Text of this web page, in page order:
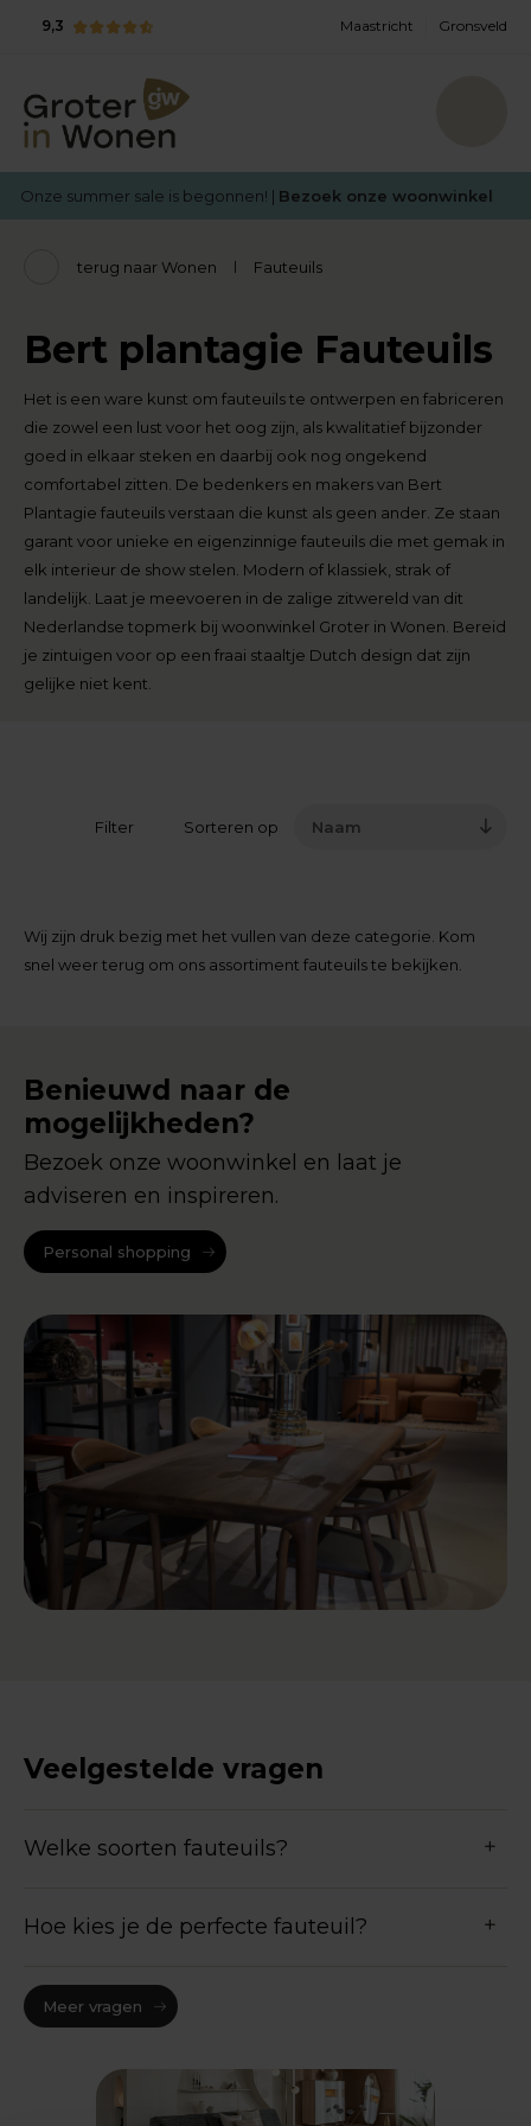
9,3 Maastricht Gronsveld
Onze summer sale is begonnen! | Bezoek onze woonwinkel
terug naar Wonen Fauteuils
Bert plantagie Fauteuils
Het is een ware kunst om fauteuils te ontwerpen en fabriceren
die zowel een lust voor het oog zijn, als kwalitatief bijzonder
goed in elkaar steken en daarbij ook nog ongekend
comfortabel zitten. De bedenkers en makers van Bert
Plantagie fauteuils verstaan die kunst als geen ander. Ze staan
garant voor unieke en eigenzinnige fauteuils die met gemak in
elk interieur de show stelen. Modern of klassiek, strak of
landelijk. Laat je meevoeren in de zalige zitwereld van dit
Nederlandse topmerk bij woonwinkel Groter in Wonen. Bereid
je zintuigen voor op een fraai staaltje Dutch design dat zijn
gelijke niet kent.
Filter Sorteren op Naam
Wij zijn druk bezig met het vullen van deze categorie. Kom
snel weer terug om ons assortiment fauteuils te bekijken.
Benieuwd naar de
mogelijkheden?
Bezoek onze woonwinkel en laat je
adviseren en inspireren.
Personal shopping
Veelgestelde vragen
Welke soorten fauteuils?
Hoe kies je de perfecte fauteuil?
Meer vragen